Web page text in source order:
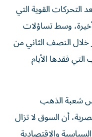
التحركات القوية التي
وسط تساؤلات
النصف الثاني من
التي فقدها الأيام
شعبة الذهب
أن السوق لا تزال